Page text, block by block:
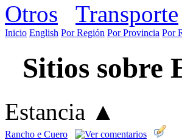
Otros
Transporte
Inicio English Por Región Por Provincia Por
Sitios sobre
Estancia ▲
Rancho e Cuero